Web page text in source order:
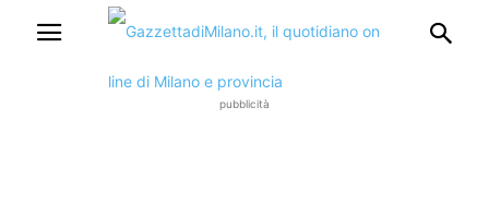
pubblicità